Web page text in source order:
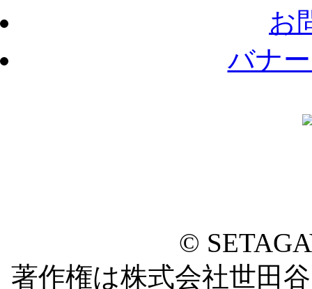
お
バナ
©
著作権は株式会社世田